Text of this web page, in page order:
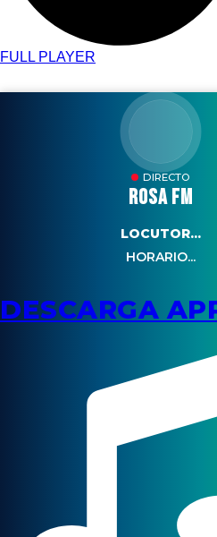
FULL PLAYER
DIRECTO
ROSA FM
LOCUTOR...
HORARIO...
DESCARGA